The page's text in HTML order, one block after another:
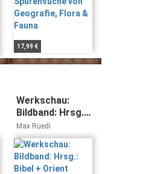
17,99 €
Werkschau:
Bildband: Hrsg.:
Bibel + Orient
Museum,
Freiburg, 2008
Max Rüedi